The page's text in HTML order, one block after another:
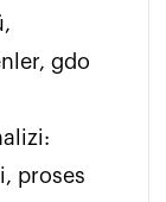
gdo
proses